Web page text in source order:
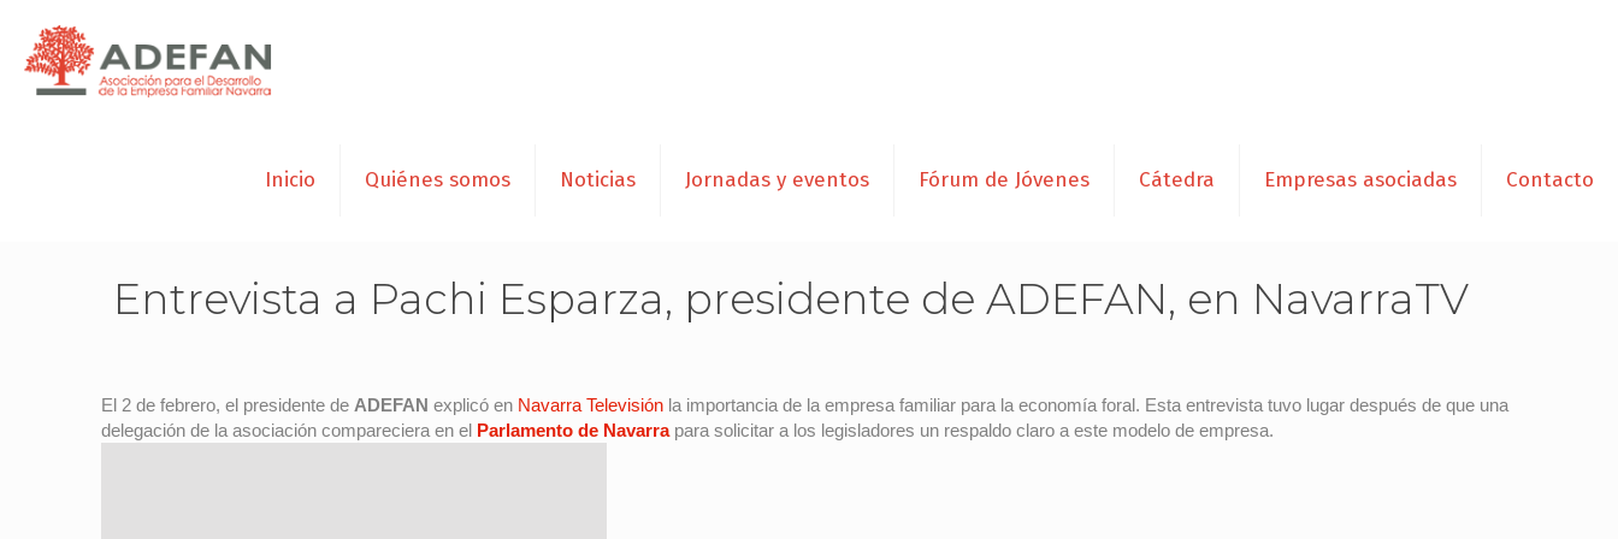
Inicio Quiénes somos Noticias Jornadas y eventos Fórum de Jóvenes Cátedra Empresas asociadas Contacto
Entrevista a Pachi Esparza, presidente de ADEFAN, en NavarraTV
El 2 de febrero, el presidente de ADEFAN explicó en Navarra Televisión la importancia de la empresa familiar para la economía foral. Esta entrevista tuvo lugar después de que una
delegación de la asociación compareciera en el Parlamento de Navarrapara solicitar a los legisladores un respaldo claro a este modelo de empresa.